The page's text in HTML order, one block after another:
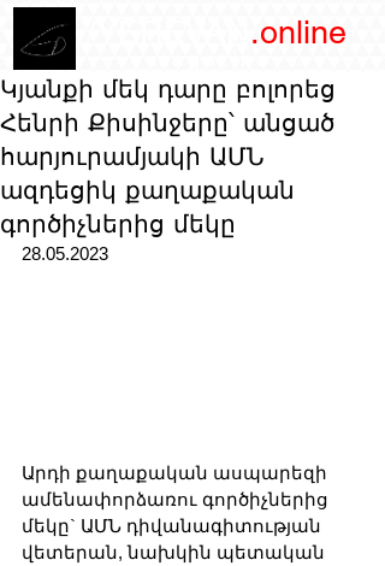
.online
Կյանքի մեկ դարը բոլորեց
Հենրի Քիսինջերը՝ անցած
հարյուրամյակի ԱՄՆ
ազդեցիկ քաղաքական
գործիչներից մեկը
28.05.2023
Արդի քաղաքական ասպարեզի
ամենափորձառու գործիչներից
մեկը` ԱՄՆ դիվանագիտության
վետերան, նախկին պետական